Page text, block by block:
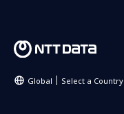
Global Select a Country